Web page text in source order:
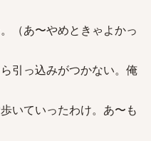
（あ〜やめときゃよかっ
引っ込みがつかない。俺
いていったわけ。あ〜も